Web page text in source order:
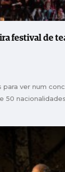
festival de
para ver num
50 nacionalidades